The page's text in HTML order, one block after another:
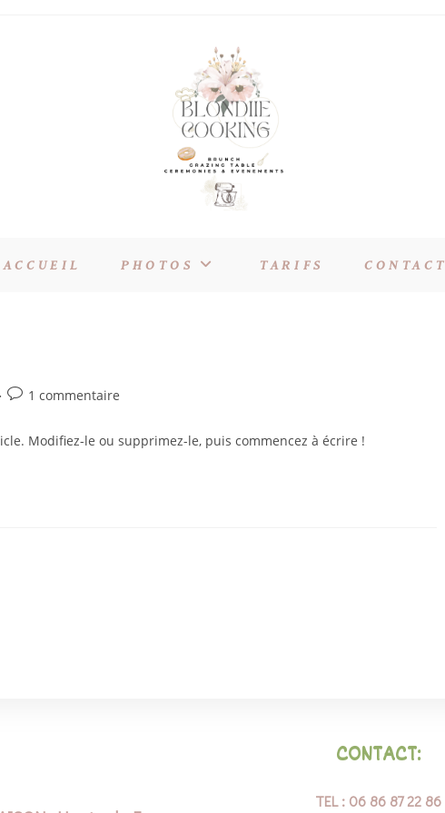
ACCUEIL PHOTOS TARIFS CONTACT
1 commentaire
Modifiez-le ou supprimez-le, puis commencez à écrire !
CONTACT:
TEL : 06 86 87 22 86